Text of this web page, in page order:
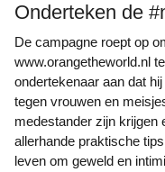
Onderteken de
De campagne roept op om de #medestanderpledge op
www.orangetheworld.nl
ondertekenaar aan dat
tegen vrouwen en
medestander zijn krijgen
allerhande praktische
leven om geweld en